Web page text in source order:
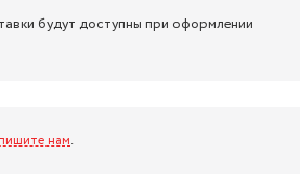
будут доступны при оформлении
нам.